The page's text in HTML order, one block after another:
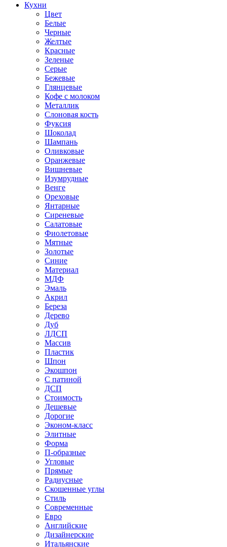
Кухни
Цвет
Белые
Черные
Желтые
Красные
Зеленые
Серые
Бежевые
Глянцевые
Кофе с молоком
Металлик
Слоновая кость
Фуксия
Шоколад
Шампань
Оливковые
Оранжевые
Вишневые
Изумрудные
Венге
Ореховые
Янтарные
Сиреневые
Салатовые
Фиолетовые
Мятные
Золотые
Синие
Материал
МДФ
Эмаль
Акрил
Береза
Дерево
Дуб
ЛДСП
Массив
Пластик
Шпон
Экошпон
С патиной
ДСП
Стоимость
Дешевые
Дорогие
Эконом-класс
Элитные
Форма
П-образные
Угловые
Прямые
Радиусные
Скошенные углы
Стиль
Современные
Евро
Английские
Дизайнерские
Итальянские